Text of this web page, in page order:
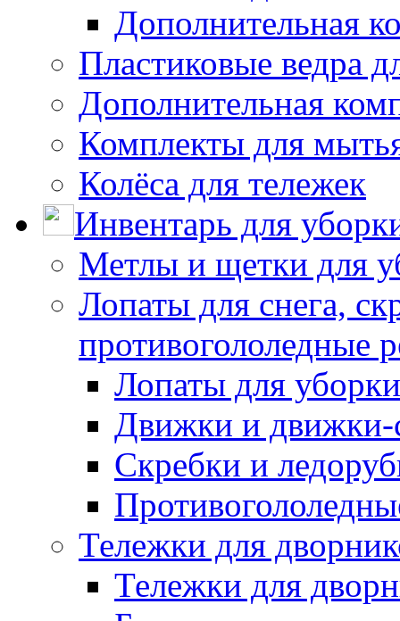
Дополнительная
Пластиковые ведра
Дополнительная
Комплекты для
Колёса для тележек
Инвентарь для
Метлы и щетки для
Лопаты для снега,
противогололедные
Лопаты для
Движки и движки-
Скребки и
Тележки для
Тележки для